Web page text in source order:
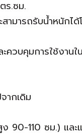
ร.ซม.
มารถรับน้ำหนักได้
ควบคุมการใช้งาน
ากเดิม
110 ซม.) แล